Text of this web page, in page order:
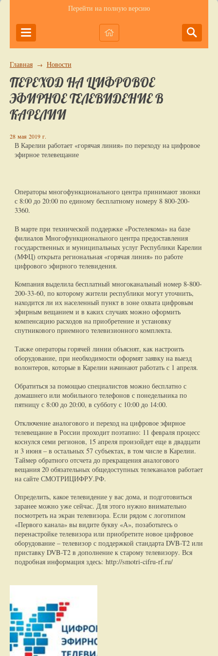
Перейти на полную версию
Главная → Новости
ПЕРЕХОД НА ЦИФРОВОЕ
ЭФИРНОЕ ТЕЛЕВИДЕНИЕ В
КАРЕЛИИ
28 мая 2019 г.
В Карелии работает «горячая линия» по переходу на цифровое
эфирное телевещание
Операторы многофункционального центра принимают звонки
с 8:00 до 20:00 по единому бесплатному номеру 8 800-200-
3360.
В марте при технической поддержке «Ростелекома» на базе
филиалов Многофункционального центра предоставления
государственных и муниципальных услуг Республики Карелии
(МФЦ) открыта региональная «горячая линия» по работе
цифрового эфирного телевидения.
Компания выделила бесплатный многоканальный номер 8-800-
200-33-60, по которому жители республики могут уточнить,
находится ли их населенный пункт в зоне охвата цифровым
эфирным вещанием и в каких случаях можно оформить
компенсацию расходов на приобретение и установку
спутникового приемного телевизионного комплекта.
Также операторы горячей линии объяснят, как настроить
оборудование, при необходимости оформят заявку на выезд
волонтеров, которые в Карелии начинают работать с 1 апреля.
Обратиться за помощью специалистов можно бесплатно с
домашнего или мобильного телефонов с понедельника по
пятницу с 8:00 до 20:00, в субботу с 10:00 до 14:00.
Отключение аналогового и переход на цифровое эфирное
телевещание в России проходит поэтапно: 11 февраля процесс
коснулся семи регионов, 15 апреля произойдет еще в двадцати
и 3 июня – в остальных 57 субъектах, в том числе в Карелии.
Таймер обратного отсчета до прекращения аналогового
вещания 20 обязательных общедоступных телеканалов работает
на сайте СМОТРИЦИФРУ.РФ.
Определить, какое телевидение у вас дома, и подготовиться
заранее можно уже сейчас. Для этого нужно внимательно
посмотреть на экран телевизора. Если рядом с логотипом
«Первого канала» вы видите букву «А», позаботьтесь о
перенастройке телевизора или приобретите новое цифровое
оборудование – телевизор с поддержкой стандарта DVB-T2 или
приставку DVB-T2 в дополнение к старому телевизору. Вся
подробная информация здесь: http://smotri-cifru-rf.ru/